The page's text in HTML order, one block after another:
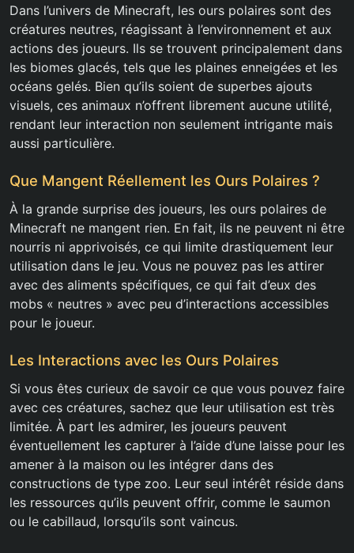
Dans l’univers de Minecraft, les ours polaires sont des
créatures neutres, réagissant à l’environnement et aux
actions des joueurs. Ils se trouvent principalement dans
les biomes glacés, tels que les plaines enneigées et les
océans gelés. Bien qu’ils soient de superbes ajouts
visuels, ces animaux n’offrent librement aucune utilité,
rendant leur interaction non seulement intrigante mais
aussi particulière.
Que Mangent Réellement les Ours Polaires ?
À la grande surprise des joueurs, les ours polaires de
Minecraft ne mangent rien. En fait, ils ne peuvent ni être
nourris ni apprivoisés, ce qui limite drastiquement leur
utilisation dans le jeu. Vous ne pouvez pas les attirer
avec des aliments spécifiques, ce qui fait d’eux des
mobs « neutres » avec peu d’interactions accessibles
pour le joueur.
Les Interactions avec les Ours Polaires
Si vous êtes curieux de savoir ce que vous pouvez faire
avec ces créatures, sachez que leur utilisation est très
limitée. À part les admirer, les joueurs peuvent
éventuellement les capturer à l’aide d’une laisse pour les
amener à la maison ou les intégrer dans des
constructions de type zoo. Leur seul intérêt réside dans
les ressources qu’ils peuvent offrir, comme le saumon
ou le cabillaud, lorsqu’ils sont vaincus.